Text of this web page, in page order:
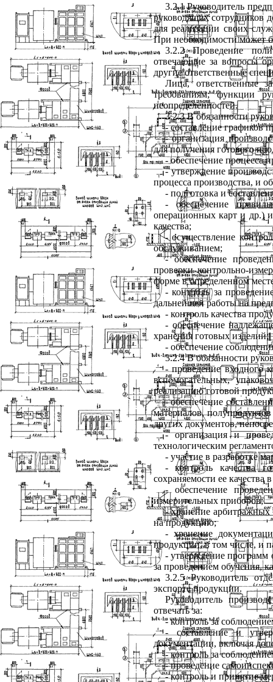
3.2.1Руководитель
руководящих сотрудников
для реализации своих
При необходимости может
3.2.2 Проведение
отвечающие за вопросы
другие ответственные
Лица, ответственные
требованиям; функции
неопределенностей.
3.2.3 В обязанности
- составление графиков
- организация
для получения готового
- обеспечение процесса
- утверждение
процесса производства, и
- подготовка и
- обеспечение
операционных карт и др.)
качества;
- осуществление
обслуживанием;
- обеспечение
проверки контрольно-
форме в определенном
- контроль за
дальнейшей работы на
- контроль качества
- обеспечение
хранения готовых изделий;
- обеспечение
3.2.4 В обязанности
- проведение входного
вспомогательных,
реализацию готовой
- обеспечение
материалов,
других документов,
- организация и
технологическим
- участие в разработке
- контроль качества
сохраняемости ее качества
- обеспечение
измерительных приборов;
- хранение арбитражных
на продукцию;
- хранение
продукции, в том числе, и
- утверждение программ
за проведением обучения,
3.2.5 Руководитель
экспорте продукции.
Руководитель
отвечать за:
- контроль за
- составление и
документации, включая
- контроль за
- проведение
- контроль и принятие